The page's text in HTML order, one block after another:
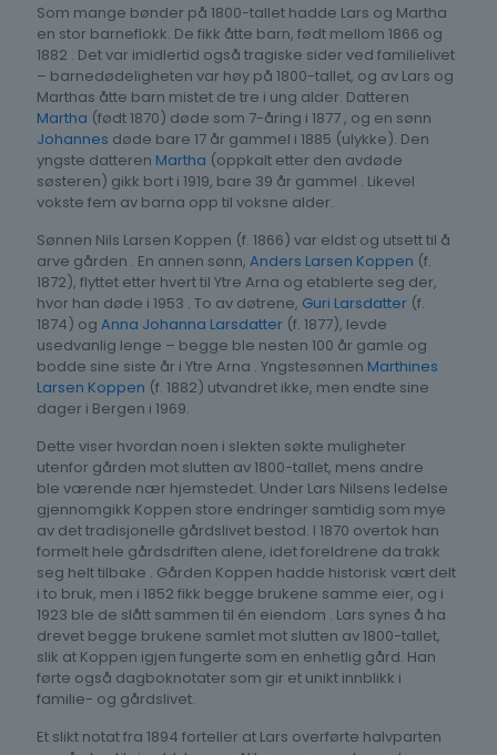
Som mange bønder på 1800-tallet hadde Lars og Martha
en stor barneflokk. De fikk åtte barn, født mellom 1866 og
1882 . Det var imidlertid også tragiske sider ved familielivet
– barnedødeligheten var høy på 1800-tallet, og av Lars og
Marthas åtte barn mistet de tre i ung alder. Datteren
Martha (født 1870) døde som 7-åring i 1877 , og en sønn
Johannes døde bare 17 år gammel i 1885 (ulykke). Den
yngste datteren Martha (oppkalt etter den avdøde
søsteren) gikk bort i 1919, bare 39 år gammel . Likevel
vokste fem av barna opp til voksne alder.
Sønnen Nils Larsen Koppen (f. 1866) var eldst og utsett til å
arve gården . En annen sønn, Anders Larsen Koppen (f.
1872), flyttet etter hvert til Ytre Arna og etablerte seg der,
hvor han døde i 1953 . To av døtrene, Guri Larsdatter (f.
1874) og Anna Johanna Larsdatter (f. 1877), levde
usedvanlig lenge – begge ble nesten 100 år gamle og
bodde sine siste år i Ytre Arna . Yngstesønnen Marthines
Larsen Koppen (f. 1882) utvandret ikke, men endte sine
dager i Bergen i 1969.
Dette viser hvordan noen i slekten søkte muligheter
utenfor gården mot slutten av 1800-tallet, mens andre
ble værende nær hjemstedet. Under Lars Nilsens ledelse
gjennomgikk Koppen store endringer samtidig som mye
av det tradisjonelle gårdslivet bestod. I 1870 overtok han
formelt hele gårdsdriften alene, idet foreldrene da trakk
seg helt tilbake . Gården Koppen hadde historisk vært delt
i to bruk, men i 1852 fikk begge brukene samme eier, og i
1923 ble de slått sammen til én eiendom . Lars synes å ha
drevet begge brukene samlet mot slutten av 1800-tallet,
slik at Koppen igjen fungerte som en enhetlig gård. Han
førte også dagboknotater som gir et unikt innblikk i
familie- og gårdslivet.
Et slikt notat fra 1894 forteller at Lars overførte halvparten